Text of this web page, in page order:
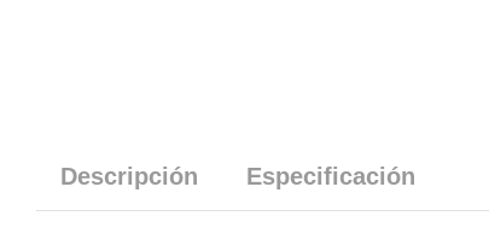
Descripción Especificación